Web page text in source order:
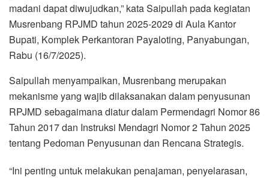
madani dapat diwujudkan,” kata Saipullah pada kegiatan
Musrenbang RPJMD tahun 2025-2029 di Aula Kantor
Bupati, Komplek Perkantoran Payaloting, Panyabungan,
Rabu (16/7/2025).
Saipullah menyampaikan, Musrenbang merupakan
mekanisme yang wajib dilaksanakan dalam penyusunan
RPJMD sebagaimana diatur dalam Permendagri Nomor 86
Tahun 2017 dan Instruksi Mendagri Nomor 2 Tahun 2025
tentang Pedoman Penyusunan dan Rencana Strategis.
“Ini penting untuk melakukan penajaman, penyelarasan,